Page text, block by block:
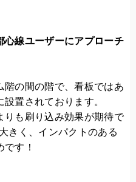
線ユーザーにアプローチ
階の間の階で、看板ではあ
置されております。
りも刷り込み効果が期待で
きく、インパクトのある
す！